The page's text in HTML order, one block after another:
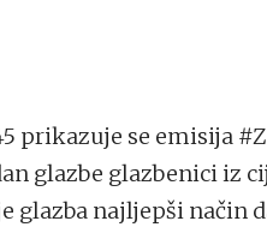
prikazuje se emisija
glazbe glazbenici iz
glazba najljepši način